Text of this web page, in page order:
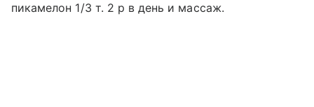
пикамелон 1/3 т. 2 р в день и массаж.